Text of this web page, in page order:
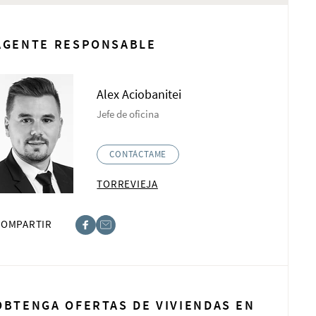
RESPONSABLE
Alex Aciobanitei
Jefe de oficina
CONTÁCTAME
TORREVIEJA
OFERTAS DE VIVIENDAS EN